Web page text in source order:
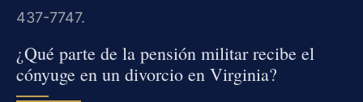
437-7747.
¿Qué parte de la pensión militar recibe el
cónyuge en un divorcio en Virginia?